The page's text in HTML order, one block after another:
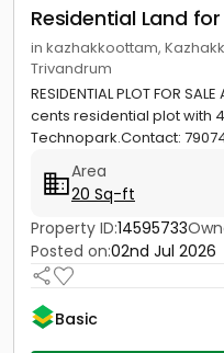
Residential Land
in kazhakkoottam,
Trivandrum
RESIDENTIAL PLOT FOR
cents residential plot with
Technopark.Contact:
Area
20 Sq-ft
Property ID:14595733
Posted on:02nd Jul 2026
Basic